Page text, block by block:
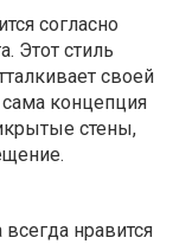
согласно
Этот стиль
своей
концепция
стены,
нравится